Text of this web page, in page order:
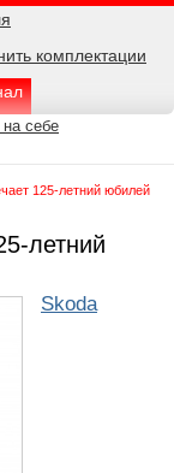
комплектации
на себе
125-летний юбилей
летний
Skoda